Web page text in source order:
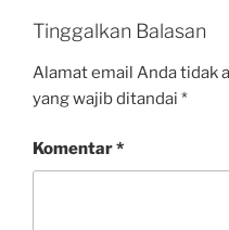
Tinggalkan Balasan
Alamat email Anda tidak
yang wajib ditandai *
Komentar*